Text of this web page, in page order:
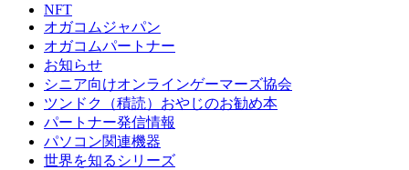
NFT
オガコムジャパン
オガコムパートナー
お知らせ
シニア向けオンラインゲーマーズ協会
ツンドク（積読）おやじのお勧め本
パートナー発信情報
パソコン関連機器
世界を知るシリーズ